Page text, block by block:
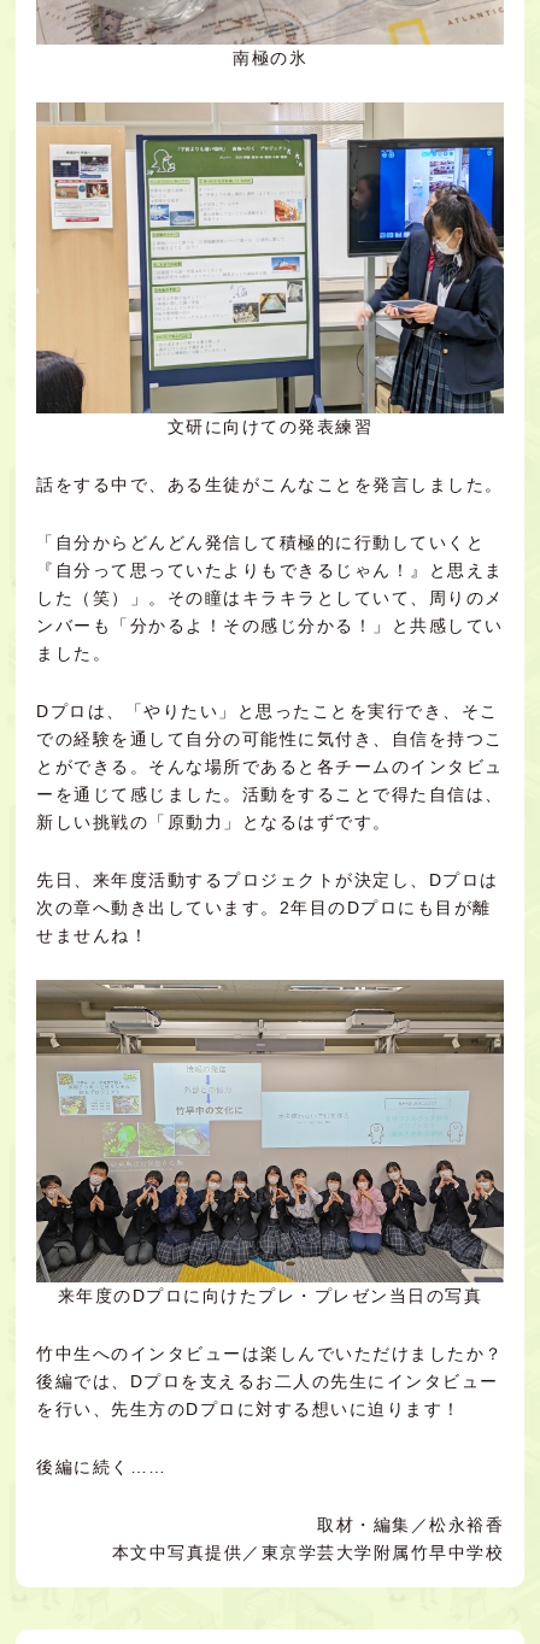
南極の氷
文研に向けての発表練習
話をする中で、ある生徒がこんなことを発言しました。
「自分からどんどん発信して積極的に行動していくと
『自分って思っていたよりもできるじゃん！』と思えま
した（笑）」。その瞳はキラキラとしていて、周りのメ
ンバーも「分かるよ！その感じ分かる！」と共感してい
ました。
Dプロは、「やりたい」と思ったことを実行でき、そこ
での経験を通して自分の可能性に気付き、自信を持つこ
とができる。そんな場所であると各チームのインタビュ
ーを通じて感じました。活動をすることで得た自信は、
新しい挑戦の「原動力」となるはずです。
先日、来年度活動するプロジェクトが決定し、Dプロは
次の章へ動き出しています。2年目のDプロにも目が離
せませんね！
来年度のDプロに向けたプレ・プレゼン当日の写真
竹中生へのインタビューは楽しんでいただけましたか？
後編では、Dプロを支えるお二人の先生にインタビュー
を行い、先生方のDプロに対する想いに迫ります！
後編に続く
取材・編集／松永裕香
本文中写真提供／東京学芸大学附属竹早中学校